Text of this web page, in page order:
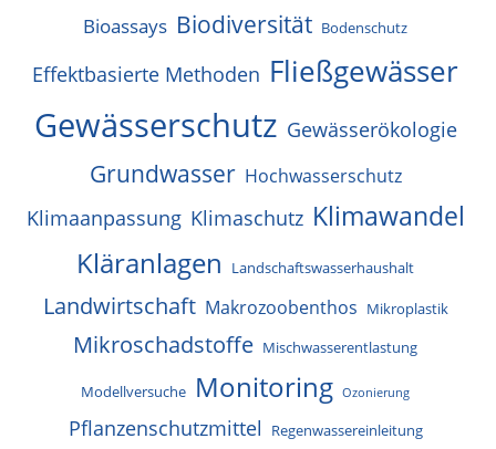
Bioassays Biodiversität Bodenschutz
Effektbasierte Methoden Fließgewässer
Gewässerschutz Gewässerökologie
Grundwasser Hochwasserschutz
Klimaanpassung Klimaschutz Klimawandel
Kläranlagen Landschaftswasserhaushalt
Landwirtschaft Makrozoobenthos Mikroplastik
Mikroschadstoffe Mischwasserentlastung
Modellversuche Monitoring Ozonierung
Pflanzenschutzmittel
Regenwassereinleitung